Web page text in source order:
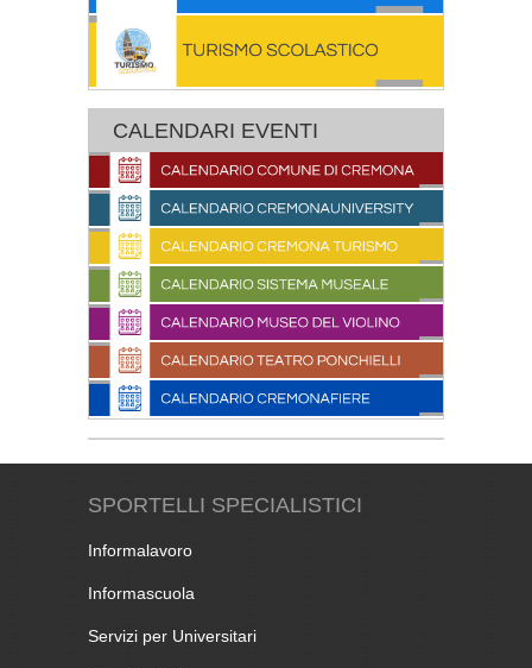
CALENDARI EVENTI
SPORTELLI SPECIALISTICI
Informalavoro
Informascuola
Servizi per Universitari